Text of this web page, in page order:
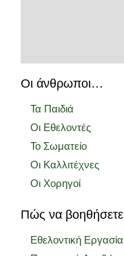
Οι άνθρωποι…
Τα Παιδιά
Οι Εθελοντές
Το Σωματείο
Οι Καλλιτέχνες
Οι Χορηγοί
Πώς να βοηθήσετε
Εθελοντική Εργασία